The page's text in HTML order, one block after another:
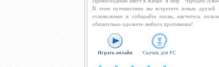
В этом путешествии вы встретите новых
головоломки и собирайте пазлы, научитесь
обязательно одолеете любого противника!
Играть онлайн Скачать для PC